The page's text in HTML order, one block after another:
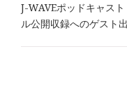
J-WAVEポッドキャス
ル公開収録へのゲスト